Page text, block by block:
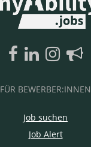
FÜR BEWERBER:INNEN
Job suchen
Job Alert